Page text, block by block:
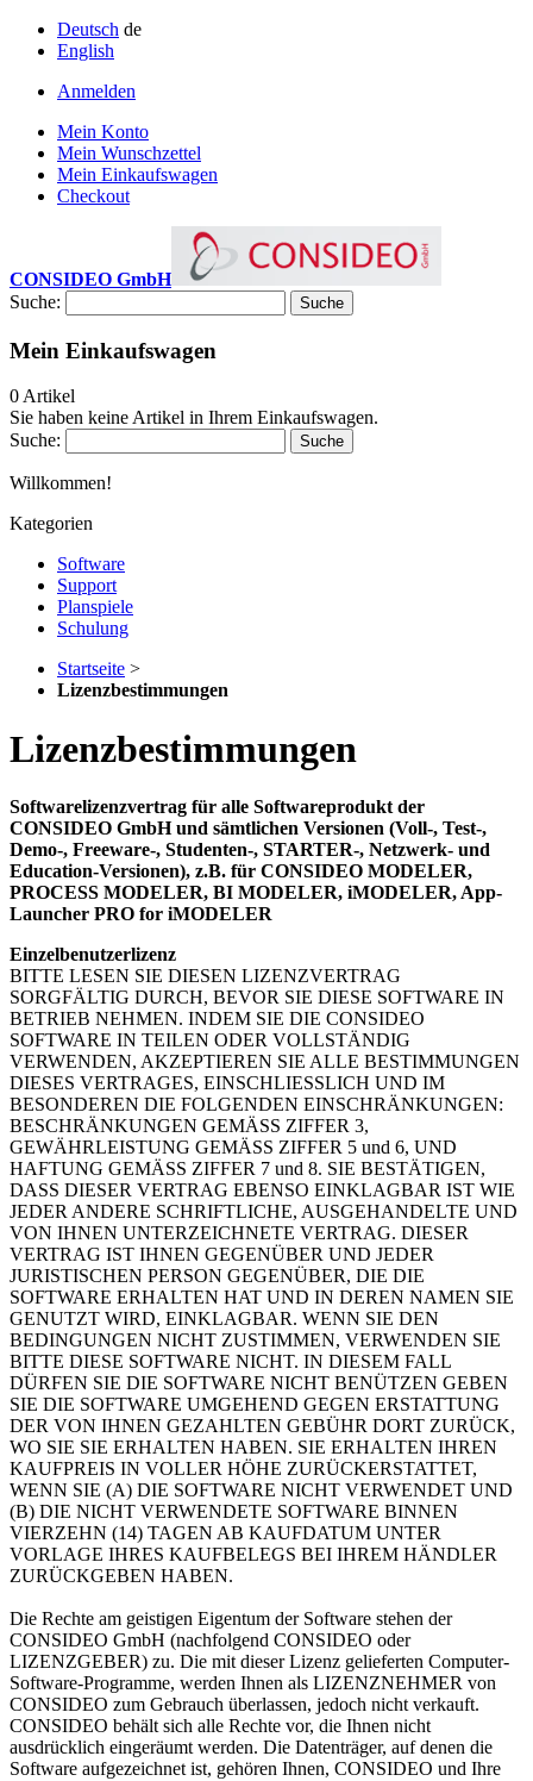
Deutsch de
English
Anmelden
Mein Konto
Mein Wunschzettel
Mein Einkaufswagen
Checkout
CONSIDEO GmbH
Suche:
Suche
Mein Einkaufswagen
0 Artikel
Sie haben keine Artikel in Ihrem Einkaufswagen.
Suche:
Suche
Willkommen!
Kategorien
Software
Support
Planspiele
Schulung
Startseite >
Lizenzbestimmungen
Lizenzbestimmungen
Softwarelizenzvertrag für alle Softwareprodukt der
CONSIDEO GmbH und sämtlichen Versionen (Voll-, Test-,
Demo-, Freeware-, Studenten-, STARTER-, Netzwerk- und
Education-Versionen), z.B. für CONSIDEO MODELER,
PROCESS MODELER, BI MODELER, iMODELER, App-
Launcher PRO for iMODELER
Einzelbenutzerlizenz
BITTE LESEN SIE DIESEN LIZENZVERTRAG
SORGFÄLTIG DURCH, BEVOR SIE DIESE SOFTWARE IN
BETRIEB NEHMEN. INDEM SIE DIE CONSIDEO
SOFTWARE IN TEILEN ODER VOLLSTÄNDIG
VERWENDEN, AKZEPTIEREN SIE ALLE BESTIMMUNGEN
DIESES VERTRAGES, EINSCHLIESSLICH UND IM
BESONDEREN DIE FOLGENDEN EINSCHRÄNKUNGEN:
BESCHRÄNKUNGEN GEMÄSS ZIFFER 3,
GEWÄHRLEISTUNG GEMÄSS ZIFFER 5 und 6, UND
HAFTUNG GEMÄSS ZIFFER 7 und 8. SIE BESTÄTIGEN,
DASS DIESER VERTRAG EBENSO EINKLAGBAR IST WIE
JEDER ANDERE SCHRIFTLICHE, AUSGEHANDELTE UND
VON IHNEN UNTERZEICHNETE VERTRAG. DIESER
VERTRAG IST IHNEN GEGENÜBER UND JEDER
JURISTISCHEN PERSON GEGENÜBER, DIE DIE
SOFTWARE ERHALTEN HAT UND IN DEREN NAMEN SIE
GENUTZT WIRD, EINKLAGBAR. WENN SIE DEN
BEDINGUNGEN NICHT ZUSTIMMEN, VERWENDEN SIE
BITTE DIESE SOFTWARE NICHT. IN DIESEM FALL
DÜRFEN SIE DIE SOFTWARE NICHT BENÜTZEN GEBEN
SIE DIE SOFTWARE UMGEHEND GEGEN ERSTATTUNG
DER VON IHNEN GEZAHLTEN GEBÜHR DORT ZURÜCK,
WO SIE SIE ERHALTEN HABEN. SIE ERHALTEN IHREN
KAUFPREIS IN VOLLER HÖHE ZURÜCKERSTATTET,
WENN SIE (A) DIE SOFTWARE NICHT VERWENDET UND
(B) DIE NICHT VERWENDETE SOFTWARE BINNEN
VIERZEHN (14) TAGEN AB KAUFDATUM UNTER
VORLAGE IHRES KAUFBELEGS BEI IHREM HÄNDLER
ZURÜCKGEBEN HABEN.
Die Rechte am geistigen Eigentum der Software stehen der
CONSIDEO GmbH (nachfolgend CONSIDEO oder
LIZENZGEBER) zu. Die mit dieser Lizenz gelieferten Computer-
Software-Programme, werden Ihnen als LIZENZNEHMER von
CONSIDEO zum Gebrauch überlassen, jedoch nicht verkauft.
CONSIDEO behält sich alle Rechte vor, die Ihnen nicht
ausdrücklich eingeräumt werden. Die Datenträger, auf denen die
Software aufgezeichnet ist, gehören Ihnen, CONSIDEO und Ihre